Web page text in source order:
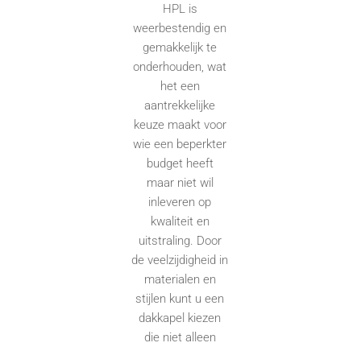
HPL is
weerbestendig en
gemakkelijk te
onderhouden, wat
het een
aantrekkelijke
keuze maakt voor
wie een beperkter
budget heeft
maar niet wil
inleveren op
kwaliteit en
uitstraling. Door
de veelzijdigheid in
materialen en
stijlen kunt u een
dakkapel kiezen
die niet alleen